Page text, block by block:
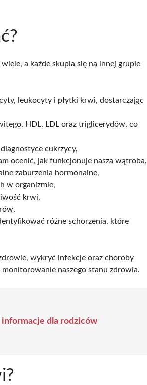
a każde skupia się na innej grupie
leukocyty i płytki krwi, dostarczając
HDL, LDL oraz triglicerydów, co
cukrzycy,
ocenić, jak funkcjonuje nasza wątroba,
zaburzenia hormonalne,
w organizmie,
krwi,
różne schorzenia, które
wykryć infekcje oraz choroby
naszego stanu zdrowia.
dla rodziców